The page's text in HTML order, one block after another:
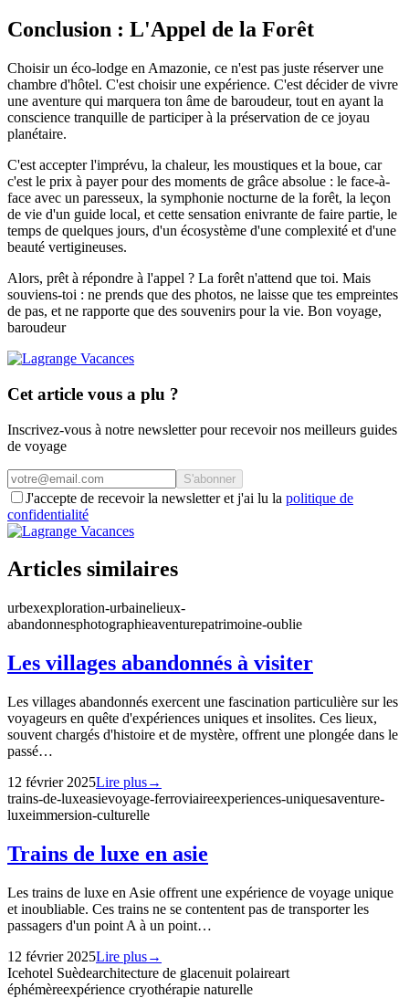
Conclusion : L'Appel de la Forêt
Choisir un éco-lodge en Amazonie, ce n'est pas juste réserver une
chambre d'hôtel. C'est choisir une expérience. C'est décider de vivre
une aventure qui marquera ton âme de baroudeur, tout en ayant la
conscience tranquille de participer à la préservation de ce joyau
planétaire.
C'est accepter l'imprévu, la chaleur, les moustiques et la boue, car
c'est le prix à payer pour des moments de grâce absolue : le face-à-
face avec un paresseux, la symphonie nocturne de la forêt, la leçon
de vie d'un guide local, et cette sensation enivrante de faire partie, le
temps de quelques jours, d'un écosystème d'une complexité et d'une
beauté vertigineuses.
Alors, prêt à répondre à l'appel ? La forêt n'attend que toi. Mais
souviens-toi : ne prends que des photos, ne laisse que tes empreintes
de pas, et ne rapporte que des souvenirs pour la vie. Bon voyage,
baroudeur
Cet article vous a plu ?
Inscrivez-vous à notre newsletter pour recevoir nos meilleurs guides
de voyage
S'abonner
J'accepte de recevoir la newsletter et j'ai lu la politique de
confidentialité
Articles similaires
urbexexploration-urbainelieux-
abandonnesphotographieaventurepatrimoine-oublie
Les villages abandonnés à visiter
Les villages abandonnés exercent une fascination particulière sur les
voyageurs en quête d'expériences uniques et insolites. Ces lieux,
souvent chargés d'histoire et de mystère, offrent une plongée dans le
passé…
12 février 2025Lire plus→
trains-de-luxeasievoyage-ferroviaireexperiences-uniquesaventure-
luxeimmersion-culturelle
Trains de luxe en asie
Les trains de luxe en Asie offrent une expérience de voyage unique
et inoubliable. Ces trains ne se contentent pas de transporter les
passagers d'un point A à un point…
12 février 2025Lire plus→
Icehotel Suèdearchitecture de glacenuit polaireart
éphémèreexpérience cryothérapie naturelle